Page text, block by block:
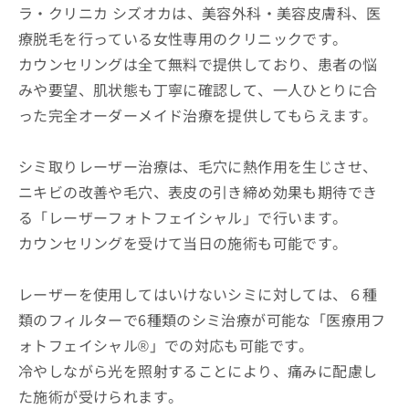
ラ・クリニカ シズオカは、美容外科・美容皮膚科、医
療脱毛を行っている女性専用のクリニックです。
カウンセリングは全て無料で提供しており、患者の悩
みや要望、肌状態も丁寧に確認して、一人ひとりに合
った完全オーダーメイド治療を提供してもらえます。
シミ取りレーザー治療は、毛穴に熱作用を生じさせ、
ニキビの改善や毛穴、表皮の引き締め効果も期待でき
る「レーザーフォトフェイシャル」で行います。
カウンセリングを受けて当日の施術も可能です。
レーザーを使用してはいけないシミに対しては、６種
類のフィルターで6種類のシミ治療が可能な「医療用フ
ォトフェイシャル®」での対応も可能です。
冷やしながら光を照射することにより、痛みに配慮し
た施術が受けられます。